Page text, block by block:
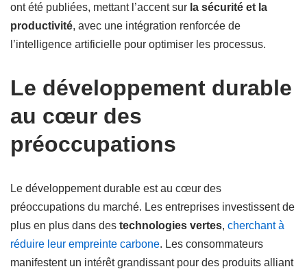
ont été publiées, mettant l’accent sur la sécurité et la
productivité, avec une intégration renforcée de
l’intelligence artificielle pour optimiser les processus.
Le développement durable
au cœur des
préoccupations
Le développement durable est au cœur des
préoccupations du marché. Les entreprises investissent de
plus en plus dans des technologies vertes, cherchant à
réduire leur empreinte carbone. Les consommateurs
manifestent un intérêt grandissant pour des produits alliant